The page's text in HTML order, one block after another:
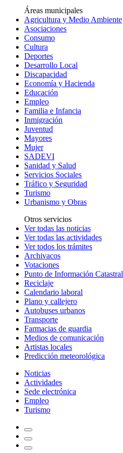
Áreas municipales
Agricultura y Medio Ambiente
Asociaciones
Consumo
Cultura
Deportes
Desarrollo Local
Discapacidad
Economía y Hacienda
Educación
Empleo
Familia e Infancia
Inmigración
Juventud
Mayores
Mujer
SADEVI
Sanidad y Salud
Servicios Sociales
Tráfico y Seguridad
Turismo
Urbanismo y Obras
Otros servicios
Ver todas las noticias
Ver todas las actividades
Ver todos los trámites
Archivacos
Votaciones
Punto de Información Catastral
Reciclaje
Calendario laboral
Plano y callejero
Autobuses urbanos
Transporte
Farmacias de guardia
Medios de comunicación
Artistas locales
Predicción meteorológica
Noticias
Actividades
Sede electrónica
Empleo
Turismo